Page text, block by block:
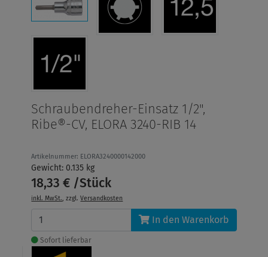
Schraubendreher-Einsatz 1/2",
Ribe®-CV, ELORA 3240-RIB 14
Artikelnummer: ELORA3240000142000
Gewicht: 0.135 kg
18,33 € /Stück
inkl. MwSt., zzgl.Versandkosten
In den Warenkorb
Sofort lieferbar